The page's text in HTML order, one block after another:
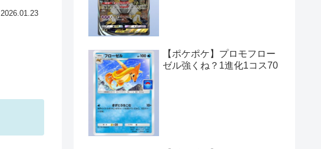
2026.01.23
【ポケポケ】プロモフロー
ゼル強くね？1進化1コス70